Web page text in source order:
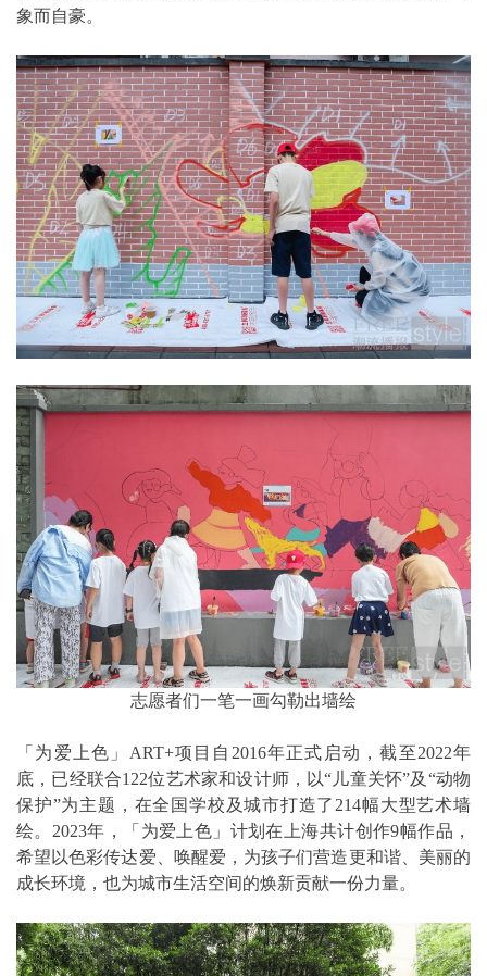
象而自豪。
志愿者们一笔一画勾勒出墙绘
「为爱上色」ART+项目自2016年正式启动，截至2022年
底，已经联合122位艺术家和设计师，以“儿童关怀”及“动物
保护”为主题，在全国学校及城市打造了214幅大型艺术墙
绘。2023年，「为爱上色」计划在上海共计创作9幅作品，
希望以色彩传达爱、唤醒爱，为孩子们营造更和谐、美丽的
成长环境，也为城市生活空间的焕新贡献一份力量。